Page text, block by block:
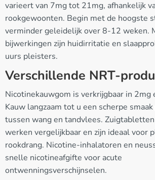
varieert van 7mg tot 21mg, afhankelijk
rookgewoonten. Begin met de hoogste
verminder geleidelijk over 8-12 weken.
bijwerkingen zijn huidirritatie en
uurs pleisters.
Verschillende NRT-
Nicotinekauwgom is verkrijgbaar in 2mg
Kauw langzaam tot u een scherpe
tussen wang en tandvlees.
werken vergelijkbaar en zijn ideaal voor
rookdrang. Nicotine-inhalatoren en
snelle nicotineafgifte voor acute
ontwenningsverschijnselen.